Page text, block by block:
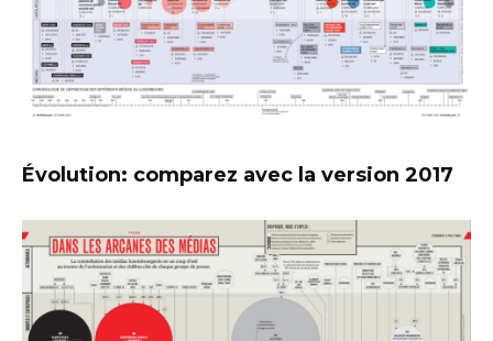
Évolution: comparez avec la version 2017